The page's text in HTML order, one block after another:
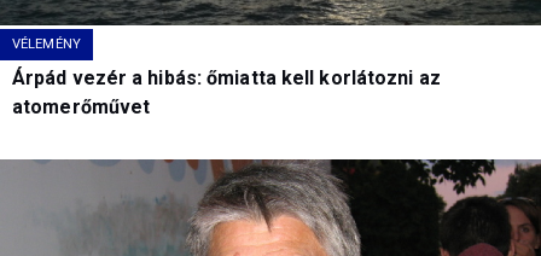
VÉLEMÉNY
Árpád vezér a hibás: őmiatta kell korlátozni az
atomerőművet